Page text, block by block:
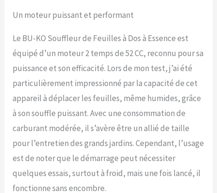
sécurité
peut accélérer les travaux
souffleur de feuilles de
jardin de 52 cc - la réponse
du jardinier au jet pack.
【SOUFFLEUR LE PLUS
PERFORMANT】 Soufflage
supérieur prouvé par des
tests de laboratoire
contrôlés. En raison du
puissant moteur à 2 temps,
le ventilateur dispose d'un
une fois démarré, il créera
un tourbillon pour aider à
rassembler les feuilles
tombées. Il offre une
vitesse de ventilateur
Un moteur puissant et performant
Le BU-KO Souffleur de Feuilles à Dos à Essence est
équipé d’un moteur 2 temps de 52 CC, reconnu pour sa
puissance et son efficacité. Lors de mon test, j’ai été
particulièrement impressionné par la capacité de cet
appareil à déplacer les feuilles, même humides, grâce
à son souffle puissant. Avec une consommation de
carburant modérée, il s’avère être un allié de taille
pour l’entretien des grands jardins. Cependant, l’usage
est de noter que le démarrage peut nécessiter
quelques essais, surtout à froid, mais une fois lancé, il
fonctionne sans encombre.